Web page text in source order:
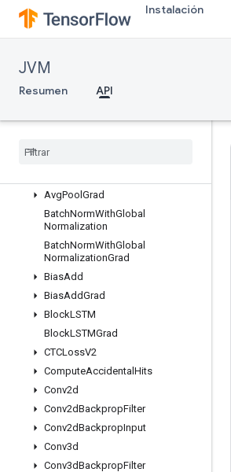
Instalación
JVM
Resumen API
org.tensorflow.op.linalg
org.tensorflow.op.math
org.tensorflow.op.nn
Descripción general
Avg
AvgPool Grad
BatchNormWithGlobal
Normalization
BatchNormWithGlobal
NormalizationGrad
BiasAdd
BiasAddGrad
BlockLSTM
BlockLSTMGrad
CTCLossV2
ComputeAccidental Hits
Conv2d
Conv2dBackpropFilter
Conv2dBackpropInput
Conv3d
Conv3dBackpropFilter